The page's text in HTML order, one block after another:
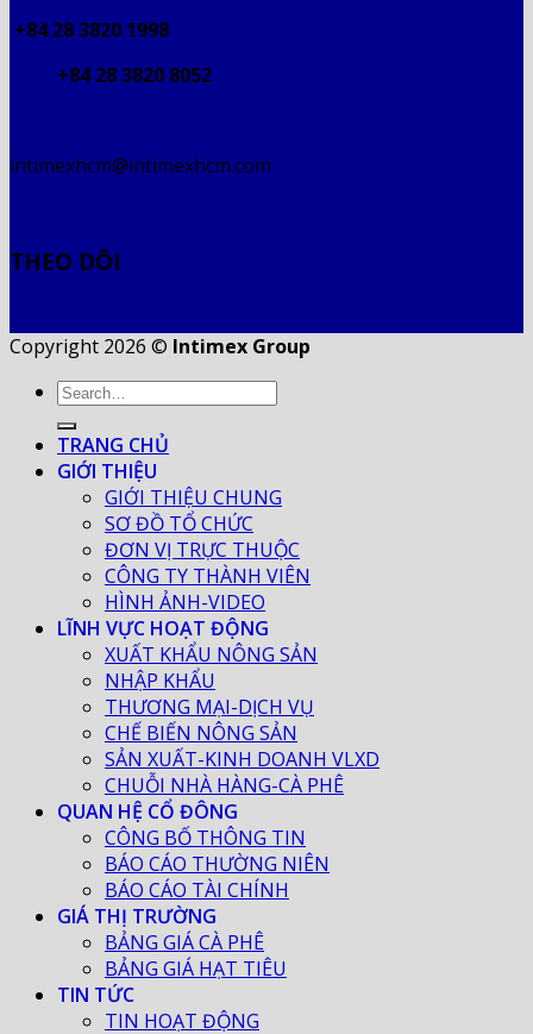
+84 28 3820 1998
+84 28 3820 8052
intimexhcm@intimexhcm.com
THEO DÕI
Copyright 2026 © Intimex Group
TRANG CHỦ
GIỚI THIỆU
GIỚI THIỆU CHUNG
SƠ ĐỒ TỔ CHỨC
ĐƠN VỊ TRỰC THUỘC
CÔNG TY THÀNH VIÊN
HÌNH ẢNH-VIDEO
LĨNH VỰC HOẠT ĐỘNG
XUẤT KHẨU NÔNG SẢN
NHẬP KHẨU
THƯƠNG MẠI-DỊCH VỤ
CHẾ BIẾN NÔNG SẢN
SẢN XUẤT-KINH DOANH VLXD
CHUỖI NHÀ HÀNG-CÀ PHÊ
QUAN HỆ CỔ ĐÔNG
CÔNG BỐ THÔNG TIN
BÁO CÁO THƯỜNG NIÊN
BÁO CÁO TÀI CHÍNH
GIÁ THỊ TRƯỜNG
BẢNG GIÁ CÀ PHÊ
BẢNG GIÁ HẠT TIÊU
TIN TỨC
TIN HOẠT ĐỘNG